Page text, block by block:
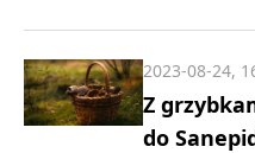
Z
do
2023-08-24,